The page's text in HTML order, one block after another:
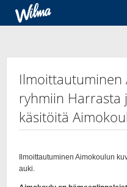
Ilmoittautuminen
ryhmiin Harrasta
käsitöitä